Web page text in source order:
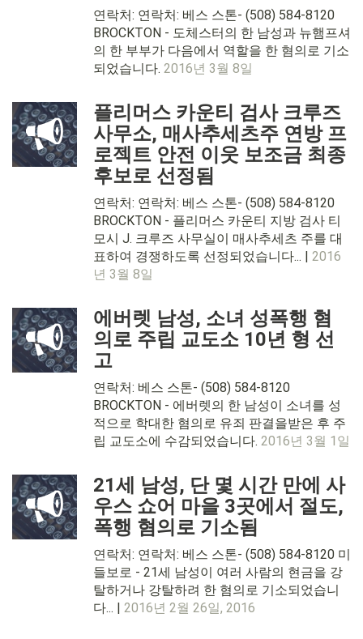
연락처: 연락처: 베스 스톤- (508) 584-8120
BROCKTON - 도체스터의 한 남성과 뉴햄프셔
의 한 부부가 다음에서 역할을 한 혐의로 기소
되었습니다. 2016년 3월 8일
플리머스 카운티 검사 크루즈
사무소, 매사추세츠주 연방 프
로젝트 안전 이웃 보조금 최종
후보로 선정됨
연락처: 연락처: 베스 스톤- (508) 584-8120
BROCKTON - 플리머스 카운티 지방 검사 티
모시 J. 크루즈 사무실이 매사추세츠 주를 대
표하여 경쟁하도록 선정되었습니다... | 2016
년 3월 8일
에버렛 남성, 소녀 성폭행 혐
의로 주립 교도소 10년 형 선
고
연락처: 베스 스톤- (508) 584-8120
BROCKTON - 에버렛의 한 남성이 소녀를 성
적으로 학대한 혐의로 유죄 판결을받은 후 주
립 교도소에 수감되었습니다. 2016년 3월 1일
21세 남성, 단 몇 시간 만에 사
우스 쇼어 마을 3곳에서 절도,
폭행 혐의로 기소됨
연락처: 연락처: 베스 스톤- (508) 584-8120 미
들보로 - 21세 남성이 여러 사람의 현금을 강
탈하거나 강탈하려 한 혐의로 기소되었습니
다... | 2016년 2월 26일, 2016